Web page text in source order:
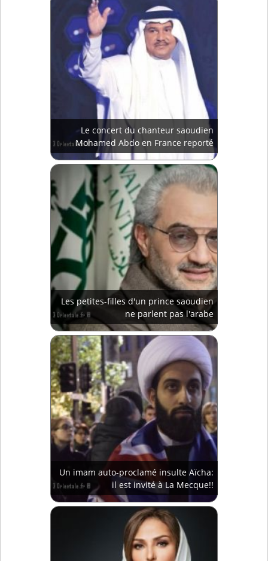
Le concert du chanteur saoudien
Mohamed Abdo en France reporté
Les petites-filles d'un prince saoudien
ne parlent pas l'arabe
Un imam auto-proclamé insulte Aïcha:
il est invité à La Mecque!!